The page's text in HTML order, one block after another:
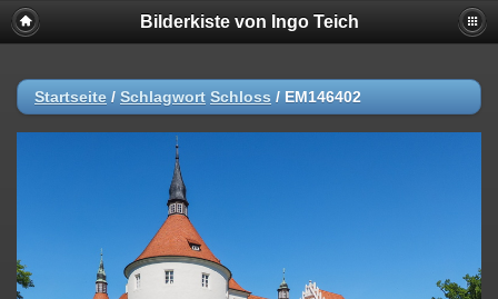
Bilderkiste von Ingo Teich
Startseite / Schlagwort Schloss / EM146402